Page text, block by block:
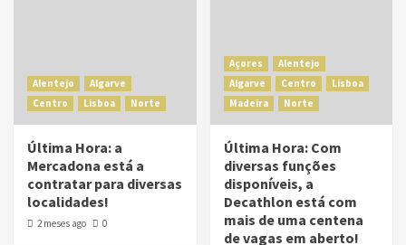
Alentejo
Algarve
Centro
Lisboa Norte
Última Hora: a
Mercadona está a
contratar para diversas
localidades!
2 meses ago 0
Açores
Alentejo
Algarve
Centro
Lisboa
Madeira
Norte
Última Hora: Com
diversas funções
disponíveis, a
Decathlon está com
mais de uma centena
de vagas em aberto!